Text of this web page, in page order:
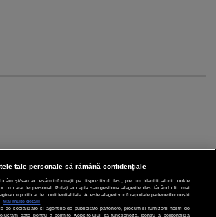
tale personale să rămână confidențiale
și/sau accesăm informații pe dispozitivul dvs., precum identificatorii cookie
cu caracter personal. Puteți accepta sau gestiona alegerile dvs. făcând clic mai
cu politica de confidențialitate. Aceste alegeri vor fi raportate partenerilor noștri
Mai multe detalii
de socializare si agentiile de publicitate partenere, precum si furnizorii nostri de
date pentru a permite website-ului sa functioneze, pentru a personaliza